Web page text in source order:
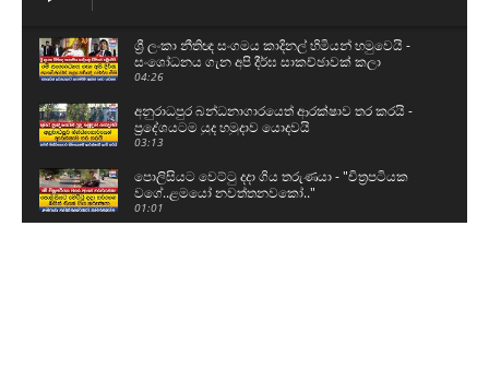
ශ්‍රී ලංකා නීතිඥ සංගමය කාදිනල් හිමියන් හමුවෙයි -
සංශෝධනය ගැන අපි දීර්ඝ සාකච්ඡාවක් කලා
04:26
අනුරාධපුර බන්ධනාගාරයෙත් ආරක්ෂාව තර කරයි -
ප්‍රදේශයටම යුද හමුදාව යොදවයි
03:13
පොලිසියට වෙට්ටු දදා ගිය තරුණයා - "චිත්‍රපටියක
වගේ..ළමයෝ නවත්තනවකෝ.."
01:01